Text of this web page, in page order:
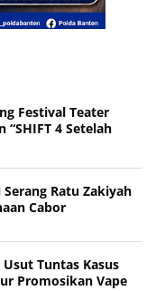
Festival Teater
4 Setelah
Ratu Zakiyah
Cabor
Tuntas Kasus
Promosikan Vape